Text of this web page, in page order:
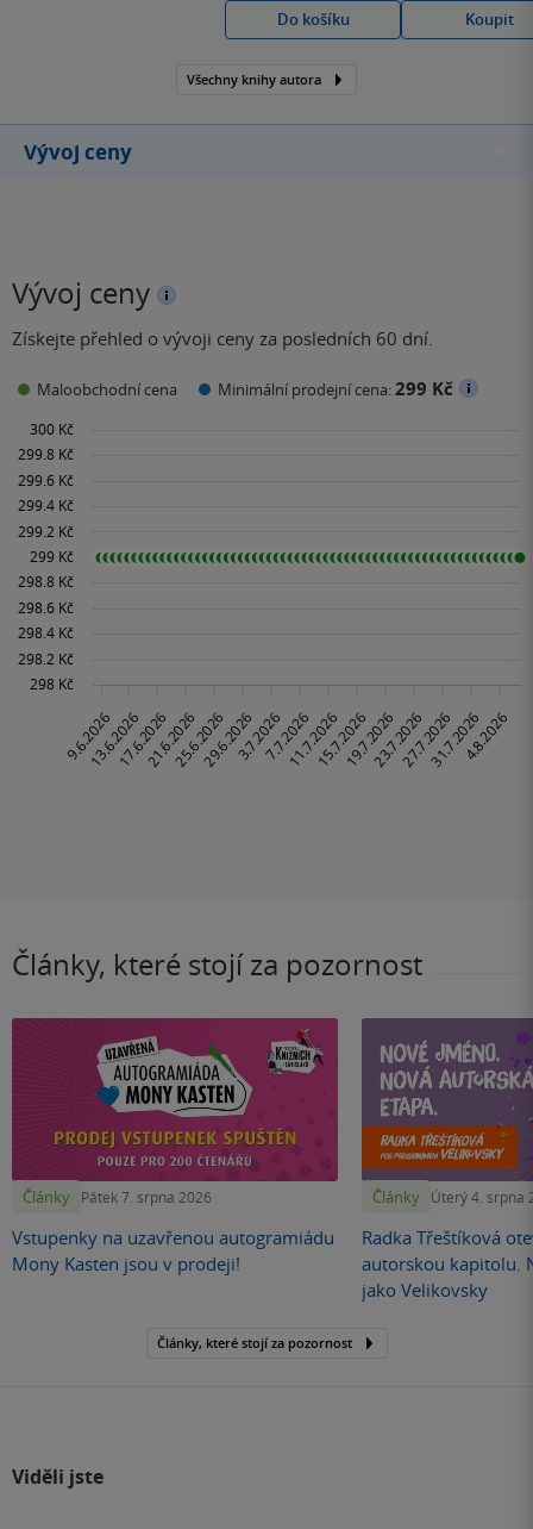
pseudonymem se totiž
Alexandr Ahndoril a
Alexandra Coelho…
Do košíku Koupit
Všechny knihy autora
Vývoj ceny
Vývoj ceny
Získejte přehled o vývoji ceny za posledních 60 dní.
Maloobchodní cena Minimální prodejní cena:299 Kč
Články, které stojí za pozornost
Články Pátek 7. srpna 2026
Vstupenky na uzavřenou autogramiádu
Mony Kasten jsou v prodeji!
Články Úterý 4. srpna
Radka Třeštíková
autorskou kapitolu.
jako Velikovsky
Články, které stojí za pozornost
Viděli jste